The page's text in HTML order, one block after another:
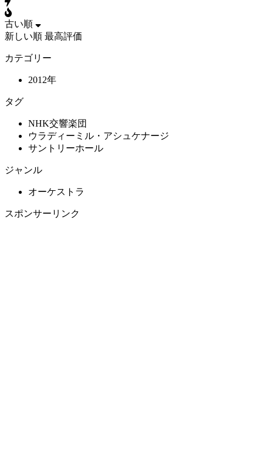
古い順
新しい順 最高評価
カテゴリー
2012年
タグ
NHK交響楽団
ウラディーミル・アシュケナージ
サントリーホール
ジャンル
オーケストラ
スポンサーリンク